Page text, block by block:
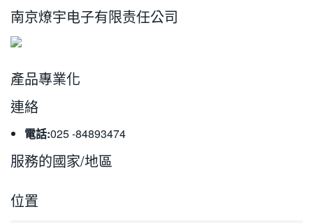
FRANÇAIS
简体中文
繁體中文
南京燎宇电子有限责任公司
產品專業化
連絡
電話:025 -84893474
服務的國家/地區
位置